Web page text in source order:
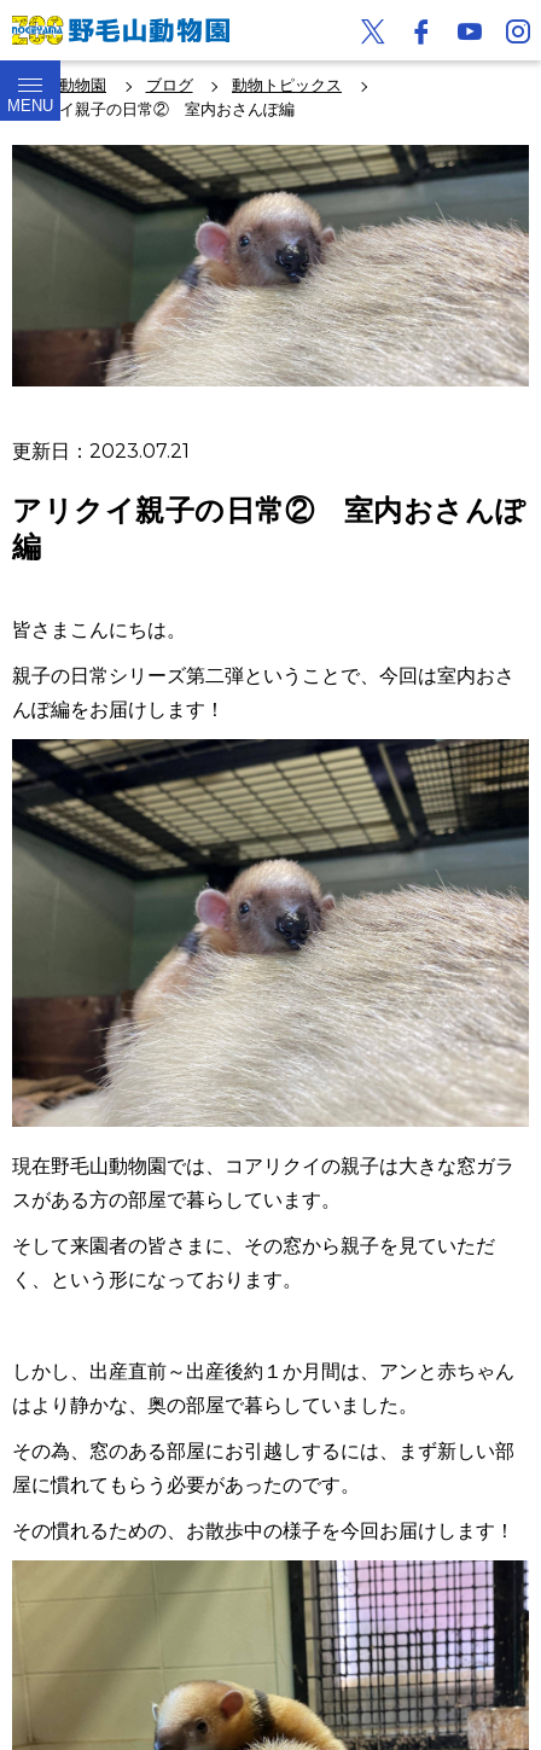
MENU
野毛山動物園 ブログ
動物トピックス
アリクイ親子の日常② 室内おさんぽ編
更新日：2023.07.21
アリクイ親子の日常② 室内おさんぽ
編
皆さまこんにちは。
親子の日常シリーズ第二弾ということで、今回は室内おさ
んぽ編をお届けします！
現在野毛山動物園では、コアリクイの親子は大きな窓ガラ
スがある方の部屋で暮らしています。
そして来園者の皆さまに、その窓から親子を見ていただ
く、という形になっております。
しかし、出産直前～出産後約１か月間は、アンと赤ちゃん
はより静かな、奥の部屋で暮らしていました。
その為、窓のある部屋にお引越しするには、まず新しい部
屋に慣れてもらう必要があったのです。
その慣れるための、お散歩中の様子を今回お届けします！